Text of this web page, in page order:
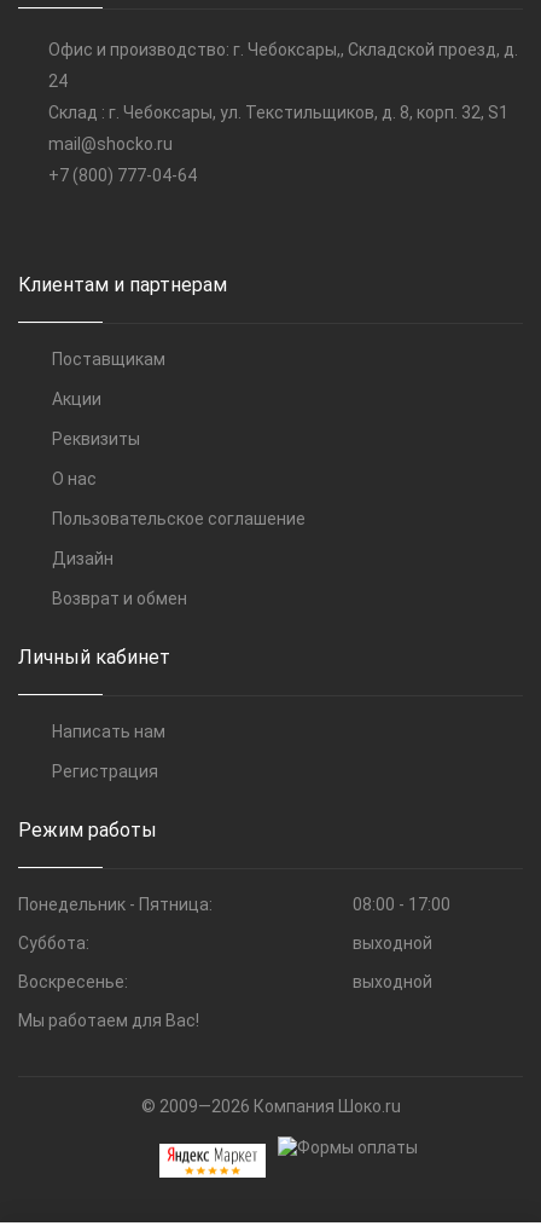
Офис и производство: г. Чебоксары,, Складской проезд, д.
24
Склад : г. Чебоксары, ул. Текстильщиков, д. 8, корп. 32, S1
mail@shocko.ru
+7 (800) 777-04-64
Клиентам и партнерам
Поставщикам
Акции
Реквизиты
О нас
Пользовательское соглашение
Дизайн
Возврат и обмен
Личный кабинет
Написать нам
Регистрация
Режим работы
Понедельник - Пятница:
08:00 - 17:00
Суббота:
выходной
Воскресенье:
выходной
Мы работаем для Вас!
© 2009—2026 Компания Шоко.ru